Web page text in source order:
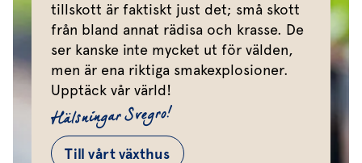
tillskott är faktiskt just det; små skott
från bland annat rädisa och krasse. De
ser kanske inte mycket ut för välden,
men är ena riktiga smakexplosioner.
Upptäck vår värld!
Hälsningar Svegro!
Till vårt växthus